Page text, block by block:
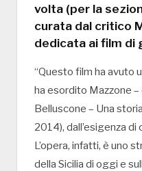
volta (per la
curata dal critico
dedicata ai film di
“Questo film ha avuto
ha esordito Mazzone –
Belluscone – Una
2014), dall’esigenza
L’opera, infatti, è uno
della Sicilia di oggi e